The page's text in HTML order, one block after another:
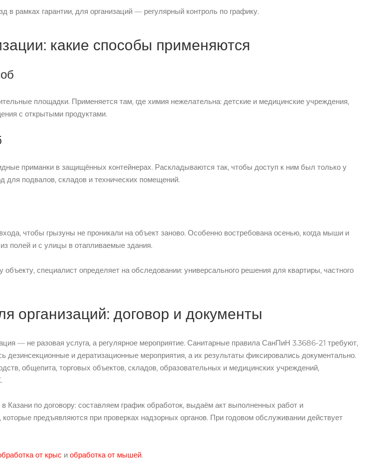
в рамках гарантии, для организаций — регулярный контроль по графику.
какие способы применяются
площадки. Применяется там, где химия нежелательна: детские и медицинские учреждения,
с открытыми продуктами.
приманки в защищённых контейнерах. Раскладываются так, чтобы доступ к ним был только у
для подвалов, складов и технических помещений.
чтобы грызуны не проникали на объект заново. Особенно востребована осенью, когда мыши и
полей и с улицы в отапливаемые здания.
специалист определяет на обследовании: универсального решения для квартиры, частного
организаций: договор и документы
— не разовая услуга, а регулярное мероприятие. Санитарные правила СанПиН 3.3686-21 требуют,
дезинсекционные и дератизационные мероприятия, а их результаты фиксировались документально.
общепита, торговых объектов, складов, образовательных и медицинских учреждений,
Казани по договору: составляем график обработок, выдаём акт выполненных работ и
предъявляются при проверках надзорных органов. При годовом обслуживании действует
от крыс и обработка от мышей.